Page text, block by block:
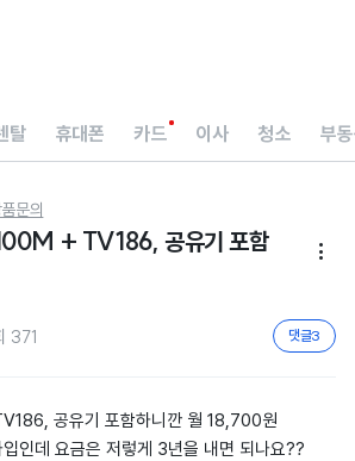
탈 휴대폰 카드 이사 청소 부
문의
+ TV186, 공유기 포함

371 댓글3
공유기 포함하니깐 월 18,700원
인데 요금은 저렇게 3년을 내면 되나요??